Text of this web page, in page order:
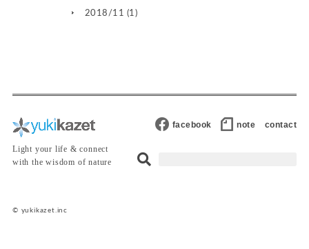
2018/11 (1)
contact
note
facebook
Light your life & connect
with the wisdom of nature
© yukikazet.inc